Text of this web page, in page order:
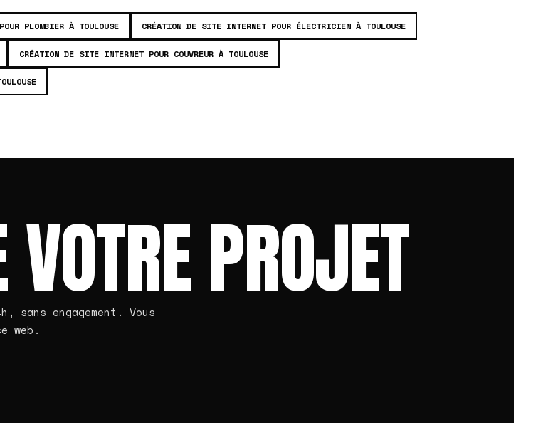
PLOMBIER À TOULOUSE CRÉATION DE SITE INTERNET POUR ÉLECTRICIEN À TOULOUSE
CRÉATION DE SITE INTERNET POUR COUVREUR À TOULOUSE
PROJET
engagement. Vous
web.